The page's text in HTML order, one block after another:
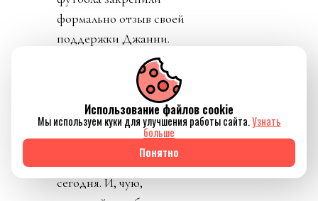
формально отзыв своей
поддержки Джанни.
Источник изображения Reuters
сегодня. И, чую,
Использование файлов cookie
Мы используем куки для улучшения работы сайта.Узнать
больше
Понятно